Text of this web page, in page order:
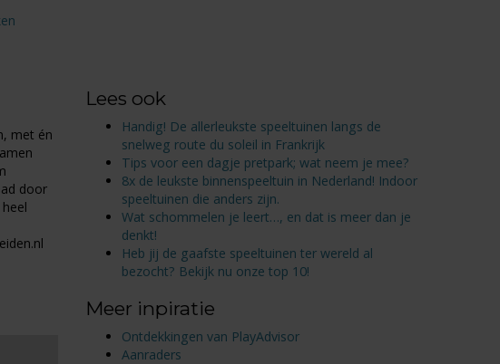
met én
door
Lees ook
Handig! De allerleukste speeltuinen langs de
snelweg route du soleil in Frankrijk
Tips voor een dagje pretpark; wat neem je mee?
8x de leukste binnenspeeltuin in Nederland! Indoor
speeltuinen die anders zijn.
Wat schommelen je leert…, en dat is meer dan je
denkt!
Heb jij de gaafste speeltuinen ter wereld al
bezocht? Bekijk nu onze top 10!
Meer inpiratie
Ontdekkingen van PlayAdvisor
Aanraders